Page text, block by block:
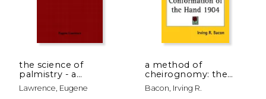
6% 6%
the science of
palmistry - a
complete practical
work on the sciences
Lawrence, Eugene
a method of
cheirognomy: the
science of reading
character by the
Bacon, Irving R.